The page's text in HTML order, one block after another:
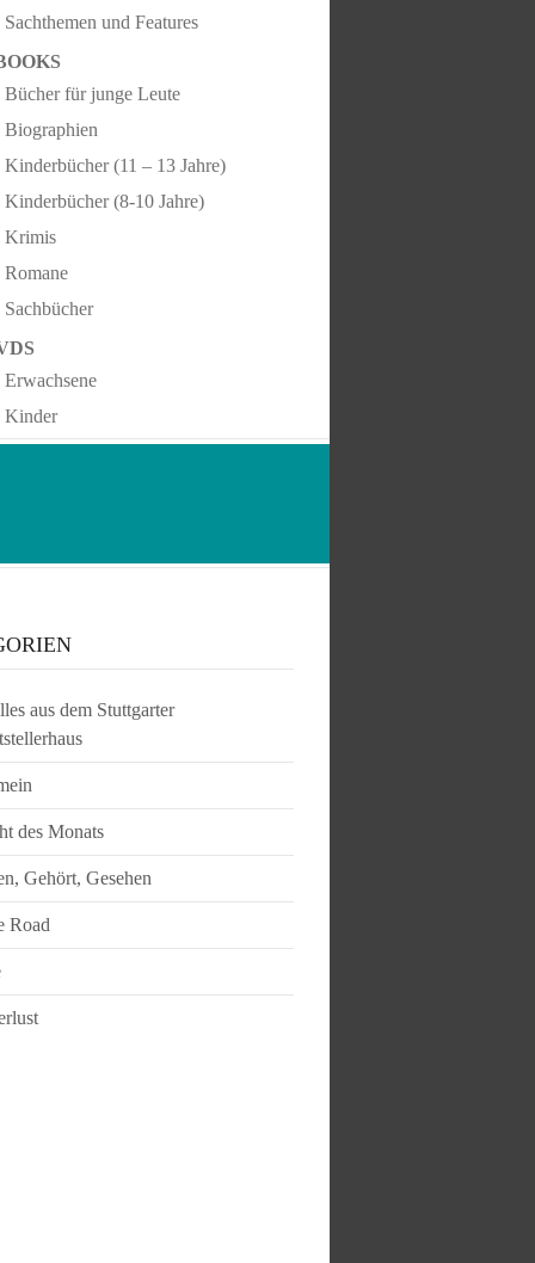
Sachthemen und Features
Bücher für junge Leute
Biographien
Kinderbücher (11 – 13 Jahre)
Kinderbücher (8-10 Jahre)
Krimis
Romane
Sachbücher
Erwachsene
Kinder
aus dem Stuttgarter
des Monats
Gehört, Gesehen
Road